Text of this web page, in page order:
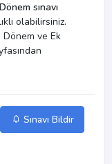
sınavı
olabilirsiniz.
Dönem ve Ek
Sınavı Bildir